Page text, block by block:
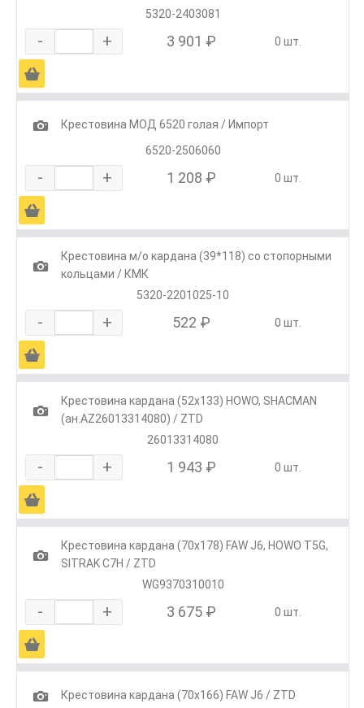
5320-2403081
- + 3 901 ₽ 0 шт.
Ä
1
Крестовина МОД 6520 голая / Импорт
6520-2506060
- + 1 208 ₽ 0 шт.
Ä
1
Крестовина м/о кардана (39*118) со стопорными
кольцами / КМК
5320-2201025-10
- + 522 ₽ 0 шт.
Ä
1
Крестовина кардана (52х133) HOWO, SHACMAN
(ан.AZ26013314080) / ZTD
26013314080
- + 1 943 ₽ 0 шт.
Ä
1
Крестовина кардана (70х178) FAW J6, HOWO T5G,
SITRAK C7H / ZTD
WG9370310010
- + 3 675 ₽ 0 шт.
Ä
1
Крестовина кардана (70х166) FAW J6 / ZTD